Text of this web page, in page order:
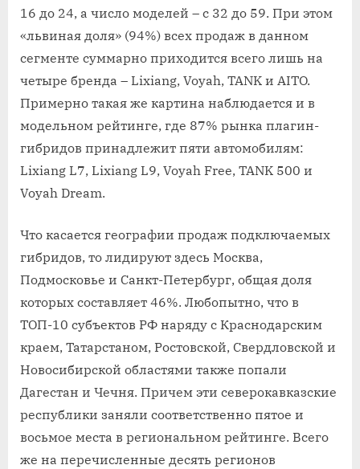
16 до 24, а число моделей – с 32 до 59. При этом
«львиная доля» (94%) всех продаж в данном
сегменте суммарно приходится всего лишь на
четыре бренда – Lixiang, Voyah, TANK и AITO.
Примерно такая же картина наблюдается и в
модельном рейтинге, где 87% рынка плагин-
гибридов принадлежит пяти автомобилям:
Lixiang L7, Lixiang L9, Voyah Free, TANK 500 и
Voyah Dream.
Что касается географии продаж подключаемых
гибридов, то лидируют здесь Москва,
Подмосковье и Санкт-Петербург, общая доля
которых составляет 46%. Любопытно, что в
ТОП-10 субъектов РФ наряду с Краснодарским
краем, Татарстаном, Ростовской, Свердловской и
Новосибирской областями также попали
Дагестан и Чечня. Причем эти северокавказские
республики заняли соответственно пятое и
восьмое места в региональном рейтинге. Всего
же на перечисленные десять регионов